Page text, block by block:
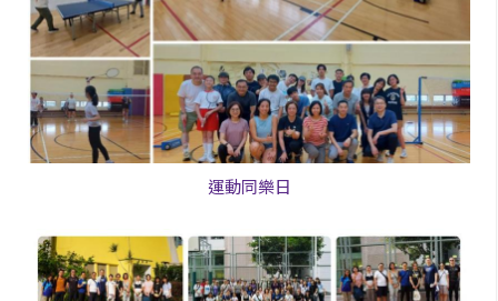
運動同樂日